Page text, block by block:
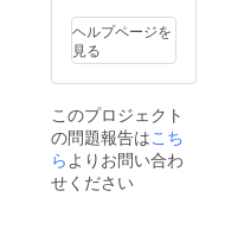
ヘルプページを
見る
このプロジェクト
の問題報告はこち
らよりお問い合わ
せください